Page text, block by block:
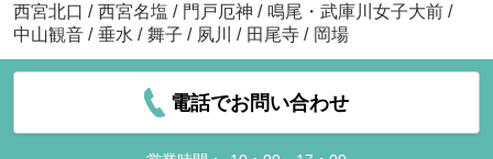
西宮北口 / 西宮名塩 / 門戸厄神 / 鳴尾・武庫川女子大前 /
中山観音 / 垂水 / 舞子 / 夙川 / 田尾寺 / 岡場
電話でお問い合わせ